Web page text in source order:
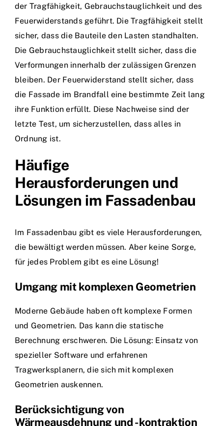
der Tragfähigkeit, Gebrauchstauglichkeit und des
Feuerwiderstands geführt. Die Tragfähigkeit stellt
sicher, dass die Bauteile den Lasten standhalten.
Die Gebrauchstauglichkeit stellt sicher, dass die
Verformungen innerhalb der zulässigen Grenzen
bleiben. Der Feuerwiderstand stellt sicher, dass
die Fassade im Brandfall eine bestimmte Zeit lang
ihre Funktion erfüllt. Diese Nachweise sind der
letzte Test, um sicherzustellen, dass alles in
Ordnung ist.
Häufige
Herausforderungen und
Lösungen im Fassadenbau
Im Fassadenbau gibt es viele Herausforderungen,
die bewältigt werden müssen. Aber keine Sorge,
für jedes Problem gibt es eine Lösung!
Umgang mit komplexen Geometrien
Moderne Gebäude haben oft komplexe Formen
und Geometrien. Das kann die statische
Berechnung erschweren. Die Lösung: Einsatz von
spezieller Software und erfahrenen
Tragwerksplanern, die sich mit komplexen
Geometrien auskennen.
Berücksichtigung von
Wärmeausdehnung und -kontraktion